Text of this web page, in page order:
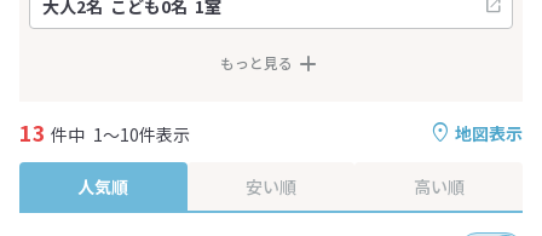
もっと見る
地図表示
13 件中 1～10件表示
人気順 安い順 高い順